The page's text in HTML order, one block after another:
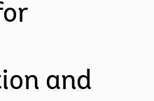
and